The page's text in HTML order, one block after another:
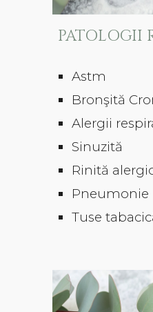
PATOLOGII
Astm
Bronşită
Alergii
Sinuzită
Rinită
Pneumonie
Tuse